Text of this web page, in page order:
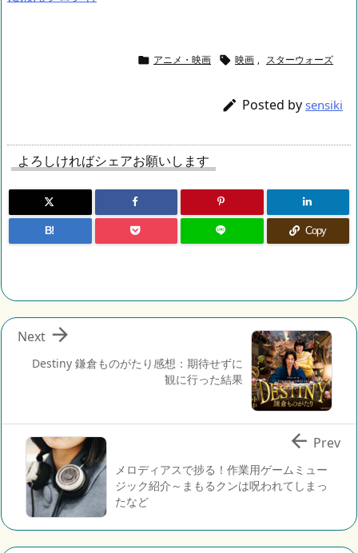
 アニメ・映画  映画 , スターウォーズ
 Posted by sensiki
よろしければシェアお願いします
B! Copy
Destiny 鎌倉ものがたり感想：期待せずに
観に行った結果

Next
メロディアスで捗る！作業用ゲームミュー
ジック紹介～まもるクンは呪われてしまっ
たなど
 Prev